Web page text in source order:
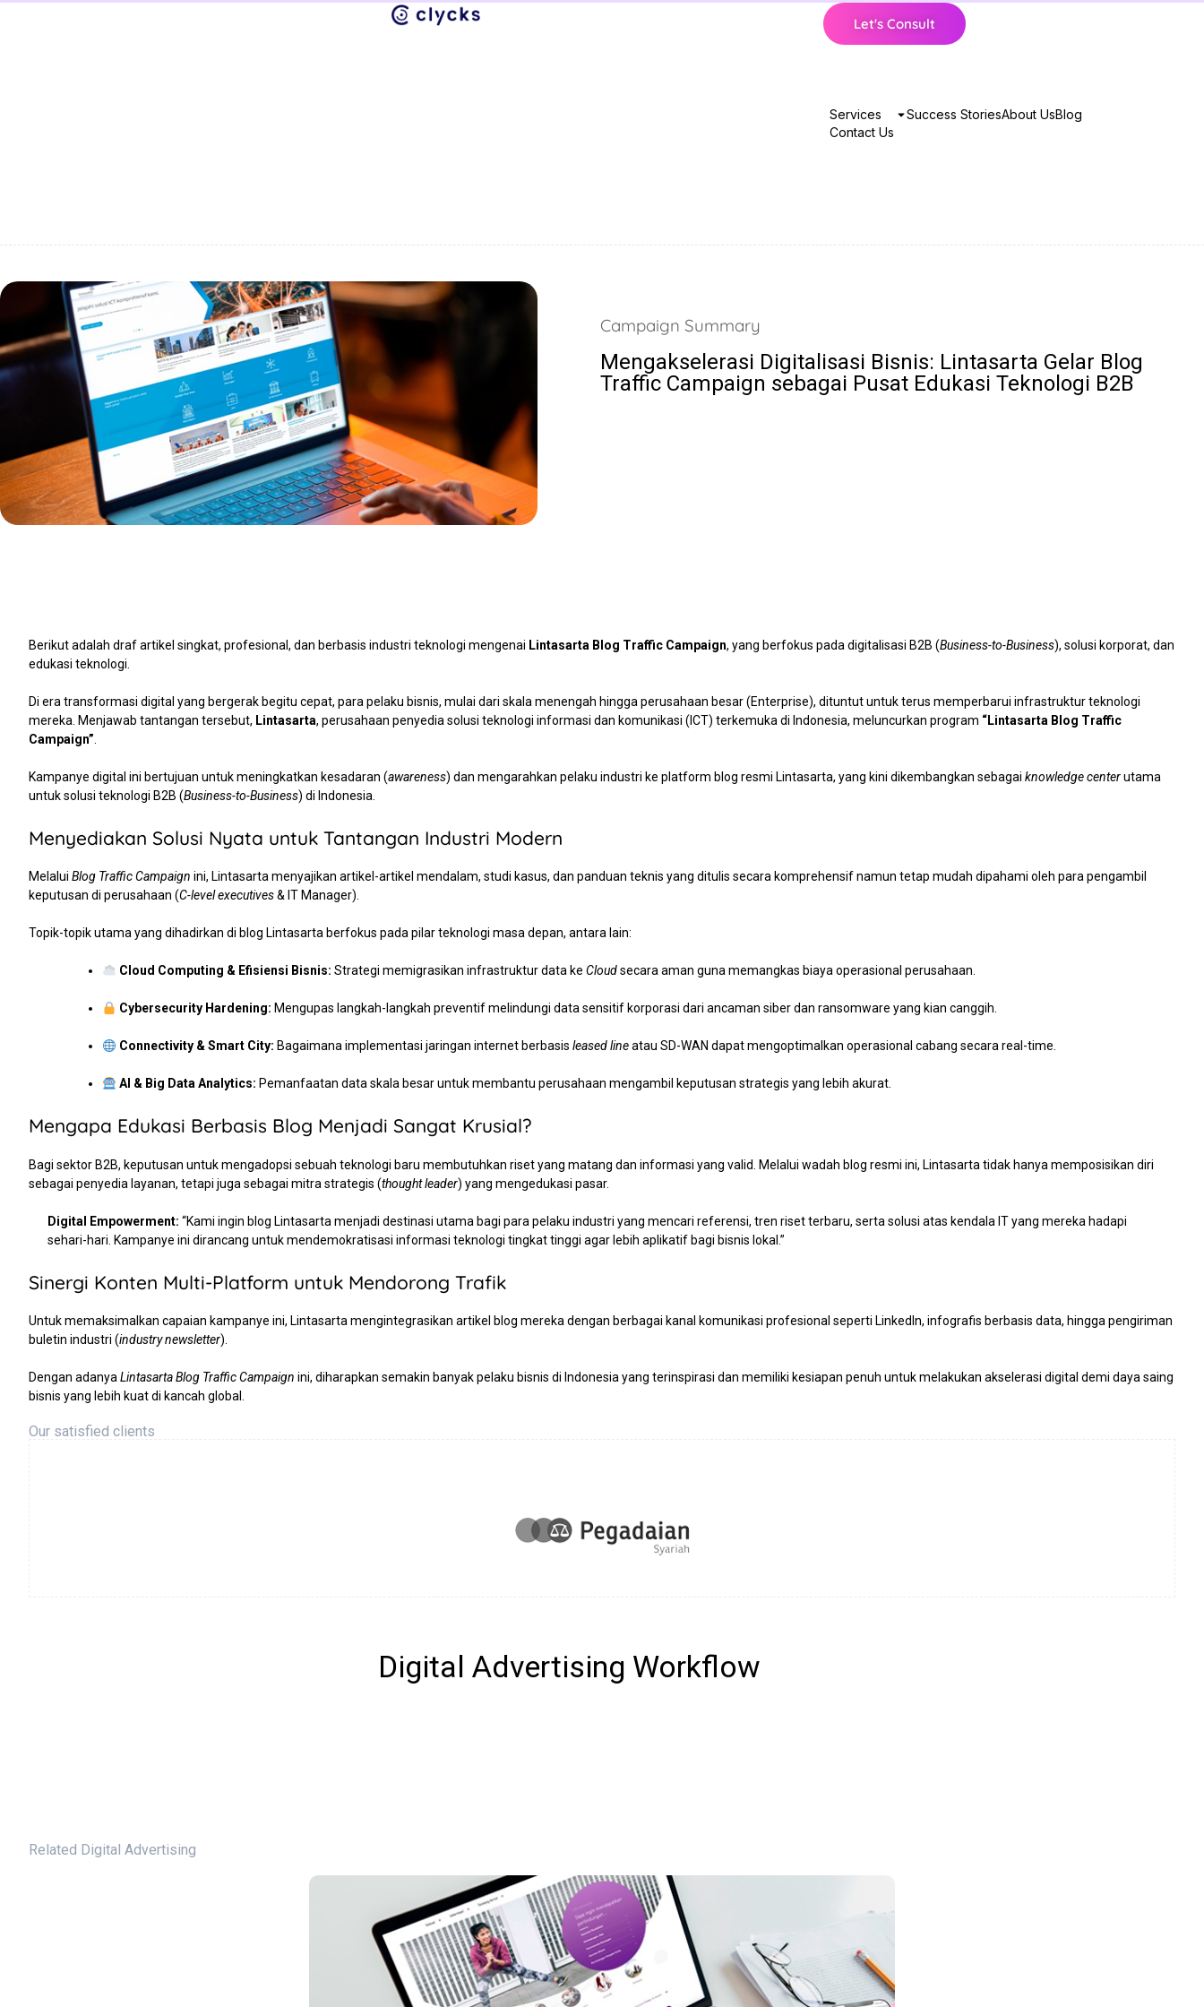
Services Success StoriesAbout UsBlog
Contact Us
Let's Consult
Campaign Summary
Mengakselerasi Digitalisasi Bisnis: Lintasarta Gelar Blog
Traffic Campaign sebagai Pusat Edukasi Teknologi B2B
Berikut adalah draf artikel singkat, profesional, dan berbasis industri teknologi mengenai Lintasarta Blog Traffic Campaign, yang berfokus pada digitalisasi B2B (Business-to-Business), solusi korporat, dan
edukasi teknologi.
Di era transformasi digital yang bergerak begitu cepat, para pelaku bisnis, mulai dari skala menengah hingga perusahaan besar (Enterprise), dituntut untuk terus memperbarui infrastruktur teknologi
mereka. Menjawab tantangan tersebut, Lintasarta, perusahaan penyedia solusi teknologi informasi dan komunikasi (ICT) terkemuka di Indonesia, meluncurkan program “Lintasarta Blog Traffic
Campaign”
Kampanye digital ini bertujuan untuk meningkatkan kesadaran (awareness) dan mengarahkan pelaku industri ke platform blog resmi Lintasarta, yang kini dikembangkan sebagai knowledge centerutama
untuk solusi teknologi B2B (Business-to-Business) di Indonesia.
Menyediakan Solusi Nyata untuk Tantangan Industri Modern
Melalui Blog Traffic Campaign ini, Lintasarta menyajikan artikel-artikel mendalam, studi kasus, dan panduan teknis yang ditulis secara komprehensif namun tetap mudah dipahami oleh para pengambil
keputusan di perusahaan (C-level executives& IT Manager).
Topik-topik utama yang dihadirkan di blog Lintasarta berfokus pada pilar teknologi masa depan, antara lain:
Cloud Computing & Efisiensi Bisnis: Strategi memigrasikan infrastruktur data ke Cloudsecara aman guna memangkas biaya operasional perusahaan.
Cybersecurity Hardening: Mengupas langkah-langkah preventif melindungi data sensitif korporasi dari ancaman siber dan ransomware yang kian canggih.
Connectivity & Smart City: Bagaimana implementasi jaringan internet berbasis leased lineatau SD-WAN dapat mengoptimalkan operasional cabang secara real-time.
AI & Big Data Analytics: Pemanfaatan data skala besar untuk membantu perusahaan mengambil keputusan strategis yang lebih akurat.
Mengapa Edukasi Berbasis Blog Menjadi Sangat Krusial?
Bagi sektor B2B, keputusan untuk mengadopsi sebuah teknologi baru membutuhkan riset yang matang dan informasi yang valid. Melalui wadah blog resmi ini, Lintasarta tidak hanya memposisikan diri
sebagai penyedia layanan, tetapi juga sebagai mitra strategis (thought leader) yang mengedukasi pasar.
Digital Empowerment: “Kami ingin blog Lintasarta menjadi destinasi utama bagi para pelaku industri yang mencari referensi, tren riset terbaru, serta solusi atas kendala IT yang mereka hadapi
sehari-hari. Kampanye ini dirancang untuk mendemokratisasi informasi teknologi tingkat tinggi agar lebih aplikatif bagi bisnis lokal.”
Sinergi Konten Multi-Platform untuk Mendorong Trafik
Untuk memaksimalkan capaian kampanye ini, Lintasarta mengintegrasikan artikel blog mereka dengan berbagai kanal komunikasi profesional seperti LinkedIn, infografis berbasis data, hingga pengiriman
buletin industri (industry newsletter).
Dengan adanyaLintasarta Blog Traffic Campaign ini, diharapkan semakin banyak pelaku bisnis di Indonesia yang terinspirasi dan memiliki kesiapan penuh untuk melakukan akselerasi digital demi daya saing
bisnis yang lebih kuat di kancah global.
Our satisfied clients
Digital Advertising Workflow
Related Digital Advertising